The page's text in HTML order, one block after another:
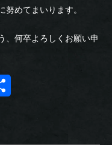
めてまいります。
、何卒よろしくお願い申